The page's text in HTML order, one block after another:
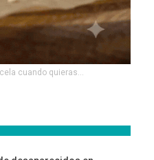
cuando quieras...